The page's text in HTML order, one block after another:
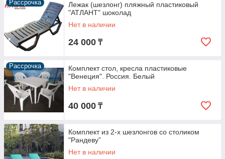
Рассрочка
Лежак (шезлонг) пляжный пластиковый
"АТЛАНТ" шоколад
Нет в наличии
24 000 ₸
Рассрочка
Комплект стол, кресла пластиковые
"Венеция". Россия. Белый
Нет в наличии
40 000 ₸
Комплект из 2-х шезлонгов со столиком
"Рандеву”
Нет в наличии